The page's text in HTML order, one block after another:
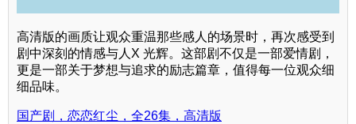
高清版的画质让观众重温那些感人的场景时，再次感受到
剧中深刻的情感与人X 光辉。这部剧不仅是一部爱情剧，
更是一部关于梦想与追求的励志篇章，值得每一位观众细
细品味。
国产剧，恋恋红尘，全26集，高清版